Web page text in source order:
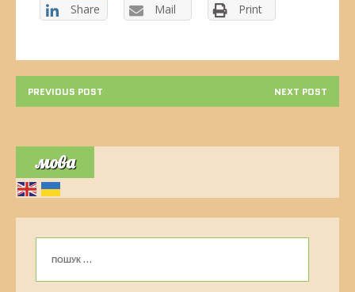
Share Mail Print
PREVIOUS POST NEXT POST
мова